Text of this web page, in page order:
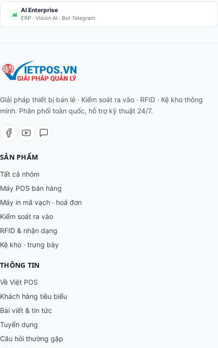
.ai
AI Enterprise
ERP · Vision AI · Bot Telegram
Giải pháp thiết bị bán lẻ · Kiểm soát ra vào · RFID · Kệ kho thông
minh. Phân phối toàn quốc, hỗ trợ kỹ thuật 24/7.
SẢN PHẨM
Tất cả nhóm
Máy POS bán hàng
Máy in mã vạch · hoá đơn
Kiểm soát ra vào
RFID & nhận dạng
Kệ kho · trưng bày
THÔNG TIN
Về Việt POS
Khách hàng tiêu biểu
Bài viết & tin tức
Tuyển dụng
Câu hỏi thường gặp